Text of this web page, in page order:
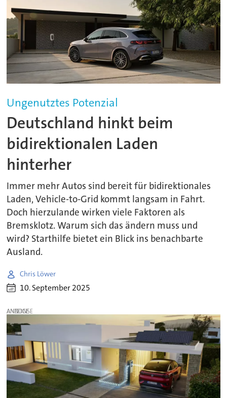
Ungenutztes Potenzial
Deutschland hinkt beim
bidirektionalen Laden
hinterher
Immer mehr Autos sind bereit für bidirektionales
Laden, Vehicle-to-Grid kommt langsam in Fahrt.
Doch hierzulande wirken viele Faktoren als
Bremsklotz. Warum sich das ändern muss und
wird? Starthilfe bietet ein Blick ins benachbarte
Ausland.
Chris Löwer
10. September 2025
ANZEIGE